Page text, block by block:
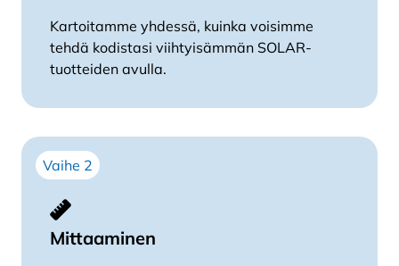
Kartoitamme yhdessä, kuinka voisimme
tehdä kodistasi viihtyisämmän SOLAR-
tuotteiden avulla.
Vaihe 2
Mittaaminen